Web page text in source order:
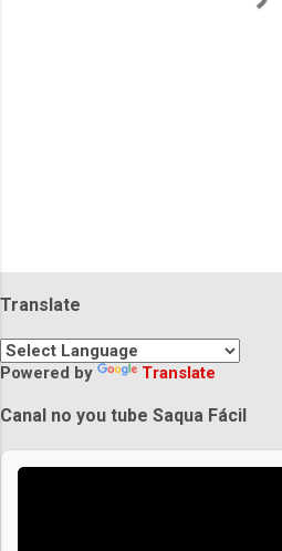
Translate
Powered by Translate
Canal no you tube Saqua Fácil